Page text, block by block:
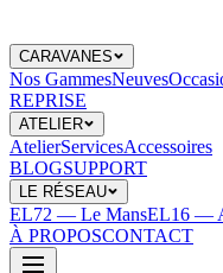
CARAVANES
Nos GammesNeuves
REPRISE
ATELIER
AtelierServicesAccessoires
BLOGSUPPORT
LE RÉSEAU
EL72 — Le MansEL16 —
À PROPOSCONTACT